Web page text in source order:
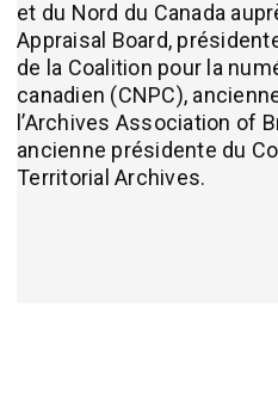
et du Nord du Canada
Appraisal Board,
de la Coalition pour la
canadien (CNPC),
l’Archives Association of
ancienne présidente du
Territorial Archives.